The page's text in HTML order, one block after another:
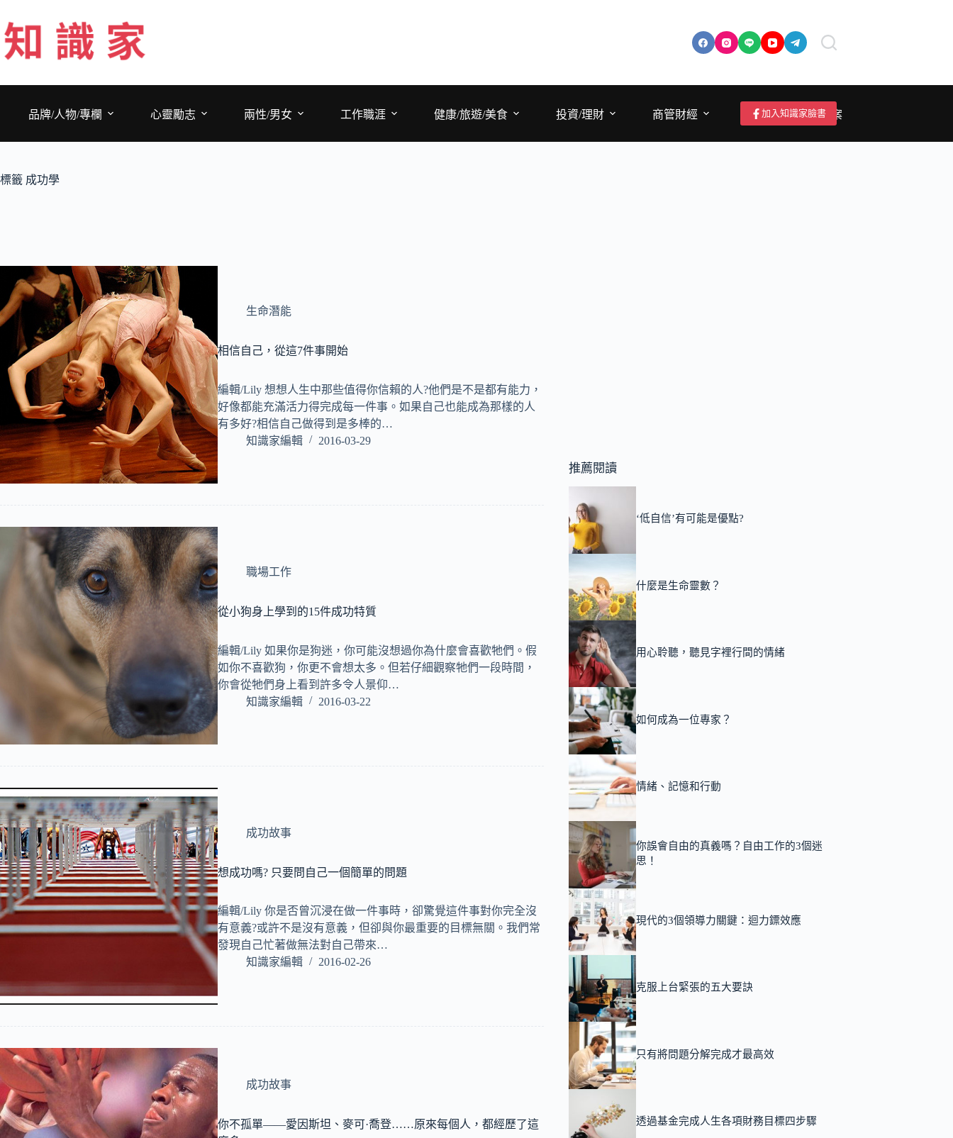
至
主
要
品牌/人物/專欄
心靈勵志 兩性/男女 工作職涯 健康/旅遊/美食 投資/理財 商管財經 成為作者/投稿/提案
加入知識家臉書
標籤 成功學
生命潛能
相信自己，從這7件事開始
編輯/Lily 想想人生中那些值得你信賴的人?他們是不是都有能力，
好像都能充滿活力得完成每一件事。如果自己也能成為那樣的人
有多好?相信自己做得到是多棒的…
知識家編輯
2016-03-29
職場工作
從小狗身上學到的15件成功特質
編輯/Lily 如果你是狗迷，你可能沒想過你為什麼會喜歡牠們。假
如你不喜歡狗，你更不會想太多。但若仔細觀察牠們一段時間，
你會從牠們身上看到許多令人景仰…
知識家編輯
2016-03-22
成功故事
想成功嗎? 只要問自己一個簡單的問題
編輯/Lily 你是否曾沉浸在做一件事時，卻驚覺這件事對你完全沒
有意義?或許不是沒有意義，但卻與你最重要的目標無關。我們常
發現自己忙著做無法對自己帶來…
知識家編輯
2016-02-26
成功故事
你不孤單——愛因斯坦、麥可·喬登……原來每個人，都經歷了這
推薦閱讀
‘低自信’有可能是優點?
什麼是生命靈數？
用心聆聽，聽見字裡行間的情緒
如何成為一位專家？
情緒、記憶和行動
你誤會自由的真義嗎？自由工作的3個迷
思！
現代的3個領導力關鍵：迴力鏢效應
克服上台緊張的五大要訣
只有將問題分解完成才最高效
透過基金完成人生各項財務目標四步驟